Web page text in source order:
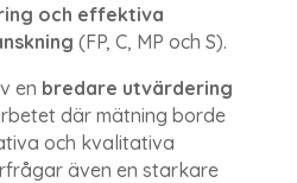
och effektiva
(FP, C, MP och S).
en bredare utvärdering
där mätning borde
och kvalitativa
även en starkare